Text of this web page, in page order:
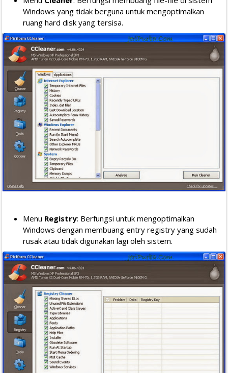
Windows yang tidak berguna untuk mengoptimalkan
ruang hard disk yang tersisa.
Menu Registry: Berfungsi untuk mengoptimalkan
Windows dengan membuang entry registry yang sudah
rusak atau tidak digunakan lagi oleh sistem.